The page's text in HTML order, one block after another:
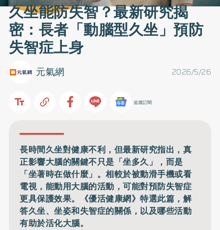
久坐能防失智？最新研究揭
密：長者「動腦型久坐」預防
失智症上身
2026/5/26
元氣網
追蹤訂閱
長時間久坐對健康不利，但最新研究指出，真
正影響大腦的關鍵不只是「坐多久」，而是
「坐著時在做什麼」。相較於被動滑手機或看
電視，能動用大腦的活動，可能對預防失智症
更具保護效果。《優活健康網》特選此篇，解
答久坐、坐姿和失智症的關係，以及哪些活動
有助於活化大腦。